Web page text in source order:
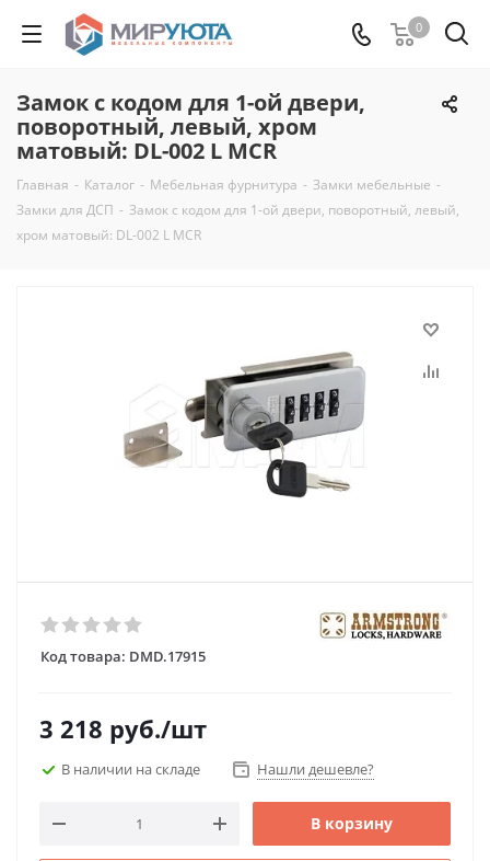
0
Замок с кодом для 1-ой двери,
поворотный, левый, хром
матовый: DL-002 L MCR
Главная - Каталог - Мебельная фурнитура - Замки мебельные -
Замки для ДСП - Замок с кодом для 1-ой двери, поворотный, левый,
хром матовый: DL-002 L MCR
Код товара: DMD.17915
3 218 руб./шт
В наличии на складе Нашли дешевле?
В корзину